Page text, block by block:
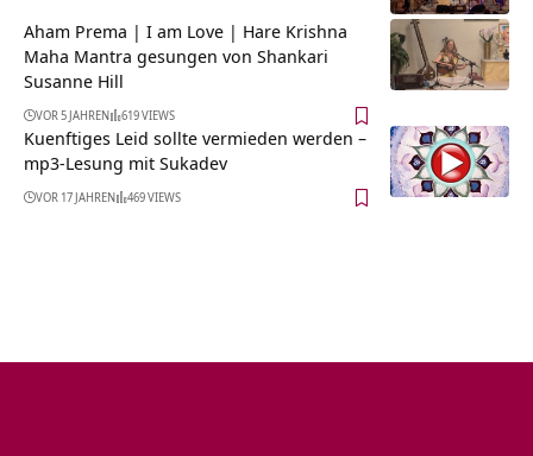
Aham Prema | I am Love | Hare Krishna
Maha Mantra gesungen von Shankari
Susanne Hill
VOR 5 JAHREN 619 VIEWS
Kuenftiges Leid sollte vermieden werden –
mp3-Lesung mit Sukadev
VOR 17 JAHREN 469 VIEWS